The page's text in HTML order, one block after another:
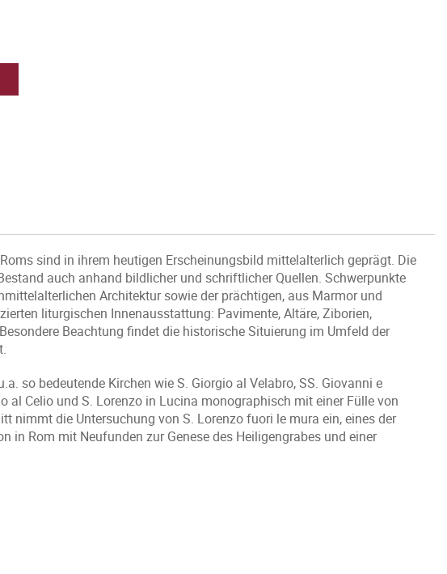
sind in ihrem heutigen Erscheinungsbild mittelalterlich geprägt. Die
auch anhand bildlicher und schriftlicher Quellen. Schwerpunkte
Architektur sowie der prächtigen, aus Marmor und
liturgischen Innenausstattung: Pavimente, Altäre, Ziborien,
Beachtung findet die historische Situierung im Umfeld der
so bedeutende Kirchen wie S. Giorgio al Velabro, SS. Giovanni e
al Celio und S. Lorenzo in Lucina monographisch mit einer Fülle von
nimmt die Untersuchung von S. Lorenzo fuori le mura ein, eines der
in Rom mit Neufunden zur Genese des Heiligengrabes und einer